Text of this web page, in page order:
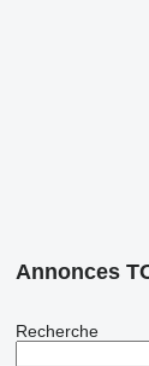
Annonces
Recherche